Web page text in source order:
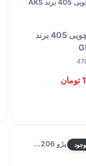
دسته موتور کائوچویی 405 برند